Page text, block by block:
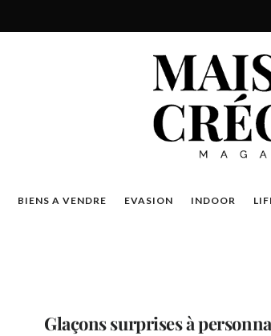
BIENS A VENDRE EVASION INDOOR
Glaçons surprises à